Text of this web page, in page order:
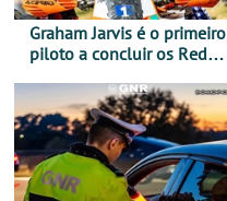
Graham Jarvis é o primeiro
piloto a concluir os Red
moto elétrica